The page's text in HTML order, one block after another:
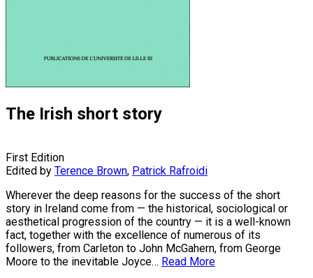
The Irish short story
First Edition
Edited by Terence Brown, Patrick Rafroidi
Wherever the deep reasons for the success of the short
story in Ireland come from — the historical, sociological or
aesthetical progression of the country — it is a well-known
fact, together with the excellence of numerous of its
followers, from Carleton to John McGahern, from George
Moore to the inevitable Joyce… Read More